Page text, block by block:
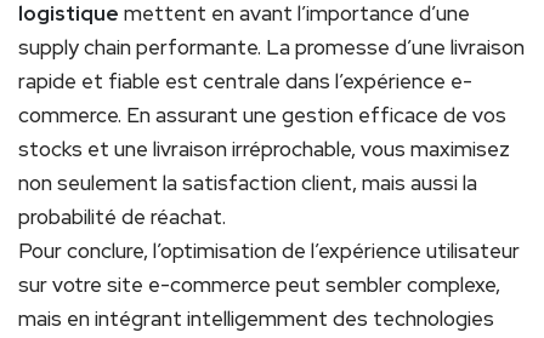
logistique mettent en avant l’importance d’une
supply chain performante. La promesse d’une livraison
rapide et fiable est centrale dans l’expérience e-
commerce. En assurant une gestion efficace de vos
stocks et une livraison irréprochable, vous maximisez
non seulement la satisfaction client, mais aussi la
probabilité de réachat.
Pour conclure, l’optimisation de l’expérience utilisateur
sur votre site e-commerce peut sembler complexe,
mais en intégrant intelligemment des technologies